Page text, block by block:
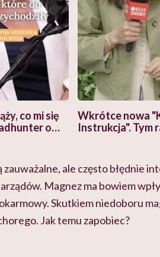
co mi się
o
Wkrótce nowa
Instrukcja". Tym
ekspercki
ale często błędnie
Magnez ma bowiem
Skutkiem niedoboru
Jak temu zapobiec?